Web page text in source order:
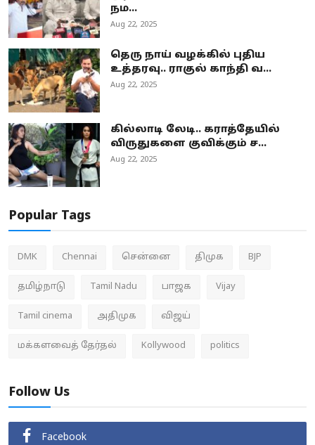
நம...
Aug 22, 2025
தெரு நாய் வழக்கில் புதிய
உத்தரவு.. ராகுல் காந்தி வ...
Aug 22, 2025
கில்லாடி லேடி.. கராத்தேயில்
விருதுகளை குவிக்கும் ச...
Aug 22, 2025
Popular Tags
DMK Chennai சென்னை திமுக BJP
தமிழ்நாடு Tamil Nadu பாஜக Vijay
Tamil cinema அதிமுக விஜய்
மக்களவைத் தேர்தல் Kollywood politics
Follow Us
Facebook